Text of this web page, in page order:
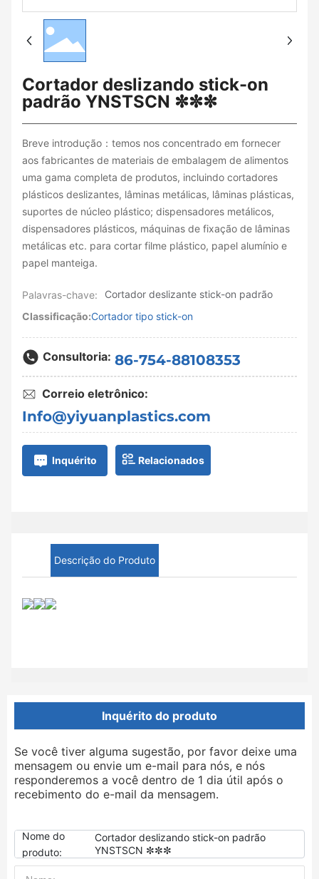
Cortador deslizando stick-on
padrão YNSTSCN ✼✼✼
Breve introdução：temos nos concentrado em fornecer
aos fabricantes de materiais de embalagem de alimentos
uma gama completa de produtos, incluindo cortadores
plásticos deslizantes, lâminas metálicas, lâminas plásticas,
suportes de núcleo plástico; dispensadores metálicos,
dispensadores plásticos, máquinas de fixação de lâminas
metálicas etc. para cortar filme plástico, papel alumínio e
papel manteiga.
Palavras-chave:
Cortador deslizante stick-on padrão
Classificação:Cortador tipo stick-on
Consultoria: 86-754-88108353
Correio eletrônico:
Info@yiyuanplastics.com
Inquérito Relacionados
Descrição do Produto
Inquérito do produto
Se você tiver alguma sugestão, por favor deixe uma
mensagem ou envie um e-mail para nós, e nós
responderemos a você dentro de 1 dia útil após o
recebimento do e-mail da mensagem.
Nome do
produto:
Cortador deslizando stick-on padrão
YNSTSCN ✼✼✼